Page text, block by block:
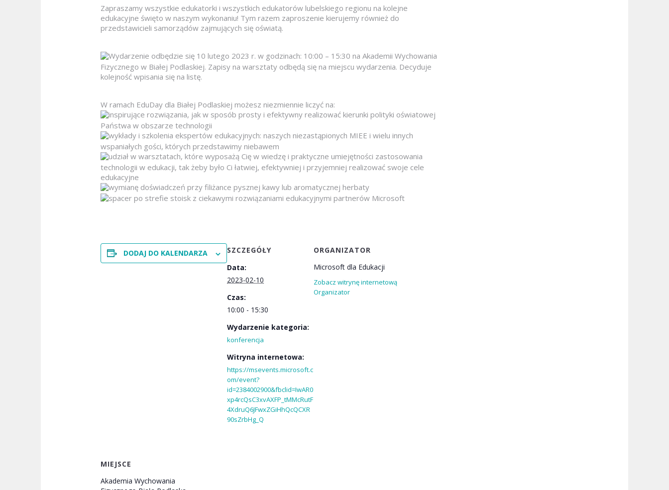
Zapraszamy wszystkie edukatorki i wszystkich edukatorów lubelskiego regionu na kolejne
edukacyjne święto w naszym wykonaniu! Tym razem zaproszenie kierujemy również do
przedstawicieli samorządów zajmujących się oświatą.
Wydarzenie odbędzie się 10 lutego 2023 r. w godzinach: 10:00 – 15:30 na Akademii Wychowania
Fizycznego w Białej Podlaskiej. Zapisy na warsztaty odbędą się na miejscu wydarzenia. Decyduje
kolejność wpisania się na listę.
W ramach EduDay dla Białej Podlaskiej możesz niezmiennie liczyć na:
inspirujące rozwiązania, jak w sposób prosty i efektywny realizować kierunki polityki oświatowej
Państwa w obszarze technologii
wykłady i szkolenia ekspertów edukacyjnych: naszych niezastąpionych MIEE i wielu innych
wspaniałych gości, których przedstawimy niebawem
udział w warsztatach, które wyposażą Cię w wiedzę i praktyczne umiejętności zastosowania
technologii w edukacji, tak żeby było Ci łatwiej, efektywniej i przyjemniej realizować swoje cele
edukacyjne
wymianę doświadczeń przy filiżance pysznej kawy lub aromatycznej herbaty
spacer po strefie stoisk z ciekawymi rozwiązaniami edukacyjnymi partnerów Microsoft
DODAJ DO KALENDARZA
SZCZEGÓŁY
Data:
2023-02-10
Czas:
10:00 - 15:30
Wydarzenie kategoria:
konferencja
Witryna internetowa:
https://msevents.microsoft.c
om/event?
id=2384002900&fbclid=IwAR0
xp4rcQsC3xvAXFP_tMMcRutF
4XdruQ6JFwxZGiHhQcQCXR
90sZrbHg_Q
ORGANIZATOR
Microsoft dla Edukacji
Zobacz witrynę internetową
Organizator
MIEJSCE
Akademia Wychowania